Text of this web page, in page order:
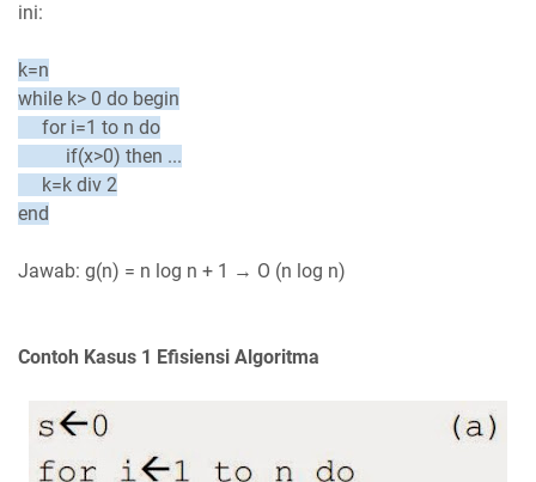
ini:
k=n
while k> 0 do begin
for i=1 to n do
if(x>0) then ...
k=k div 2
end
Jawab: g(n) = n log n + 1 → O (n log n)
Contoh Kasus 1 Efisiensi Algoritma